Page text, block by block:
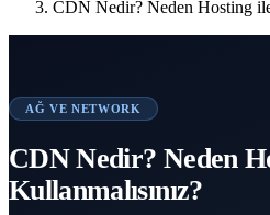
CDN Nedir? Neden Hosting
AĞ VE NETWORK
CDN Nedir? Neden
Kullanmalısınız?